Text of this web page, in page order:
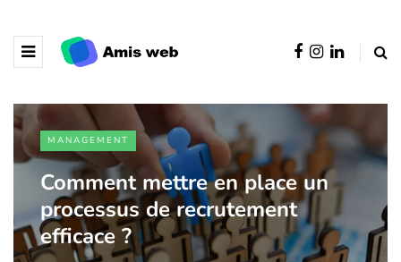
MANAGEMENT
Comment mettre en place un
processus de recrutement
efficace ?